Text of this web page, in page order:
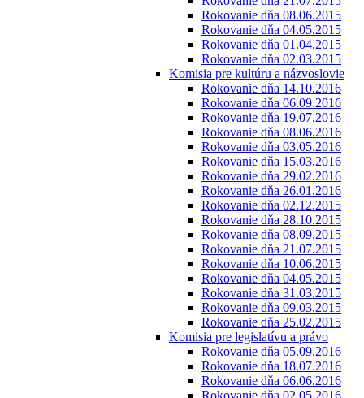
Rokovanie dňa 08.06.2015
Rokovanie dňa 04.05.2015
Rokovanie dňa 01.04.2015
Rokovanie dňa 02.03.2015
Komisia pre kultúru a názvoslovie
Rokovanie dňa 14.10.2016
Rokovanie dňa 06.09.2016
Rokovanie dňa 19.07.2016
Rokovanie dňa 08.06.2016
Rokovanie dňa 03.05.2016
Rokovanie dňa 15.03.2016
Rokovanie dňa 29.02.2016
Rokovanie dňa 26.01.2016
Rokovanie dňa 02.12.2015
Rokovanie dňa 28.10.2015
Rokovanie dňa 08.09.2015
Rokovanie dňa 21.07.2015
Rokovanie dňa 10.06.2015
Rokovanie dňa 04.05.2015
Rokovanie dňa 31.03.2015
Rokovanie dňa 09.03.2015
Rokovanie dňa 25.02.2015
Komisia pre legislatívu a právo
Rokovanie dňa 05.09.2016
Rokovanie dňa 18.07.2016
Rokovanie dňa 06.06.2016
Rokovanie dňa 02.05.2016